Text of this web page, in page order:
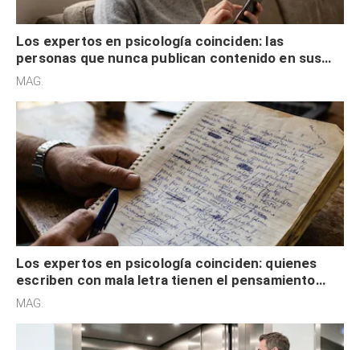
Los expertos en psicología coinciden: las
personas que nunca publican contenido en sus
redes sociales no pretenden buscar validación
MAG.
Los expertos en psicología coinciden: quienes
escriben con mala letra tienen el pensamiento
acelerado y no lo hacen por desinterés
MAG.